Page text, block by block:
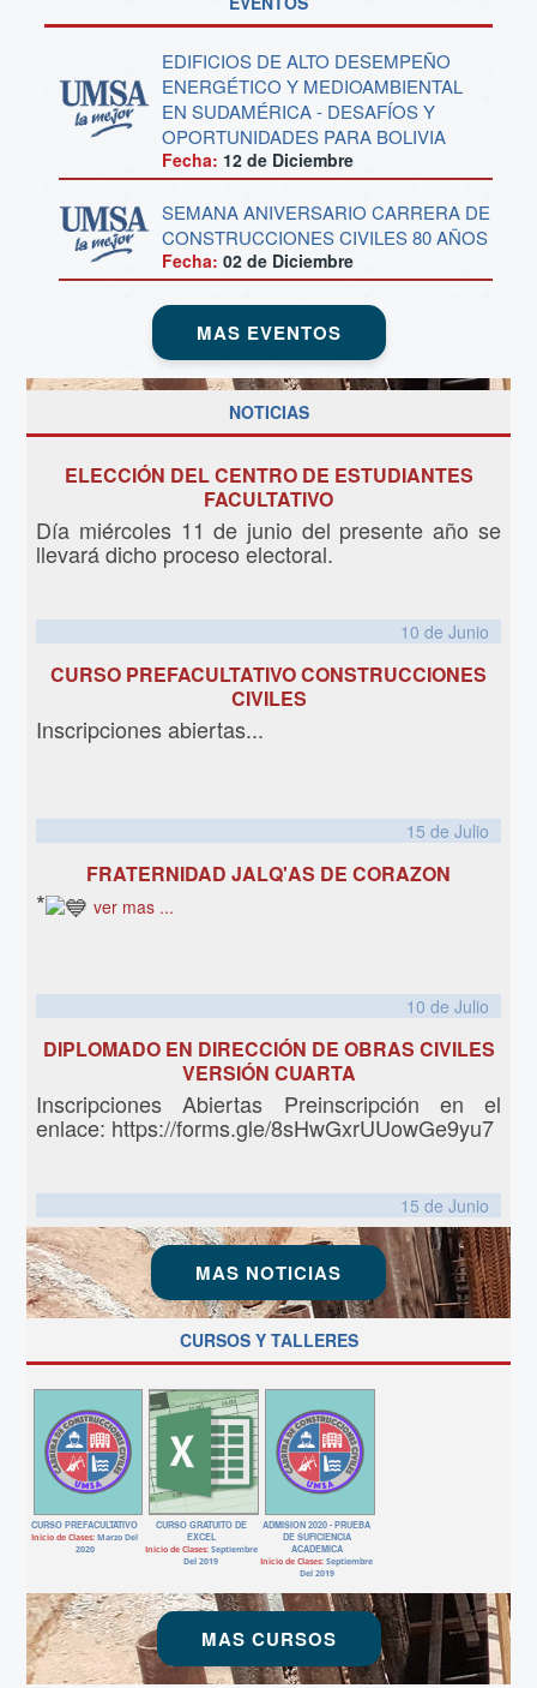
EDIFICIOS DE ALTO DESEMPEÑO
ENERGÉTICO Y MEDIOAMBIENTAL
EN SUDAMÉRICA - DESAFÍOS Y
OPORTUNIDADES PARA BOLIVIA
Fecha: 12 de Diciembre
SEMANA ANIVERSARIO CARRERA DE
CONSTRUCCIONES CIVILES 80 AÑOS
Fecha: 02 de Diciembre
MAS EVENTOS
NOTICIAS
ELECCIÓN DEL CENTRO DE ESTUDIANTES
FACULTATIVO
Día miércoles 11 de junio del presente año se
llevará dicho proceso electoral.
10 de Junio
CURSO PREFACULTATIVO CONSTRUCCIONES
CIVILES
Inscripciones abiertas...
15 de Julio
FRATERNIDAD JALQ'AS DE CORAZON
* ver mas ...
10 de Julio
DIPLOMADO EN DIRECCIÓN DE OBRAS CIVILES
VERSIÓN CUARTA
Inscripciones Abiertas Preinscripción en el
enlace: https://forms.gle/8sHwGxrUUowGe9yu7
15 de Junio
MAS NOTICIAS
CURSOS Y TALLERES
CURSO PREFACULTATIVO
Inicio de Clases:Marzo Del
2020
CURSO GRATUITO DE
EXCEL
Inicio de Clases: Septiembre
Del 2019
ADMISION 2020 - PRUEBA
DE SUFICIENCIA
ACADEMICA
Inicio de Clases:Septiembre
Del 2019
MAS CURSOS